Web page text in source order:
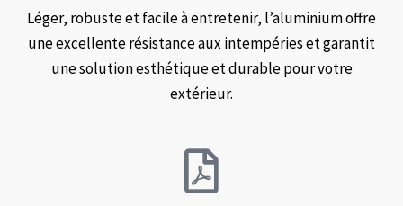
Léger, robuste et facile à entretenir, l’aluminium offre
une excellente résistance aux intempéries et garantit
une solution esthétique et durable pour votre
extérieur.